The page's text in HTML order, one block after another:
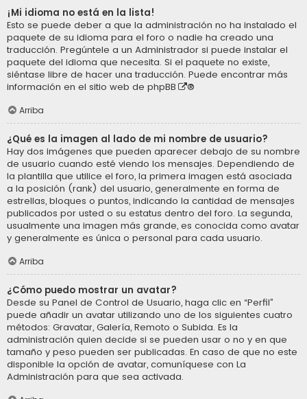
¡Mi idioma no está en la lista!
Esto se puede deber a que la administración no ha instalado el
paquete de su idioma para el foro o nadie ha creado una
traducción. Pregúntele a un Administrador si puede instalar el
paquete del idioma que necesita. Si el paquete no existe,
siéntase libre de hacer una traducción. Puede encontrar más
información en el sitio web de phpBB ®
Arriba
¿Qué es la imagen al lado de mi nombre de usuario?
Hay dos imágenes que pueden aparecer debajo de su nombre
de usuario cuando esté viendo los mensajes. Dependiendo de
la plantilla que utilice el foro, la primera imagen está asociada
a la posición (rank) del usuario, generalmente en forma de
estrellas, bloques o puntos, indicando la cantidad de mensajes
publicados por usted o su estatus dentro del foro. La segunda,
usualmente una imagen más grande, es conocida como avatar
y generalmente es única o personal para cada usuario.
Arriba
¿Cómo puedo mostrar un avatar?
Desde su Panel de Control de Usuario, haga clic en “Perfil”
puede añadir un avatar utilizando uno de los siguientes cuatro
métodos: Gravatar, Galería, Remoto o Subida. Es la
administración quien decide si se pueden usar o no y en que
tamaño y peso pueden ser publicadas. En caso de que no este
disponible la opción de avatar, comuníquese con La
Administración para que sea activada.